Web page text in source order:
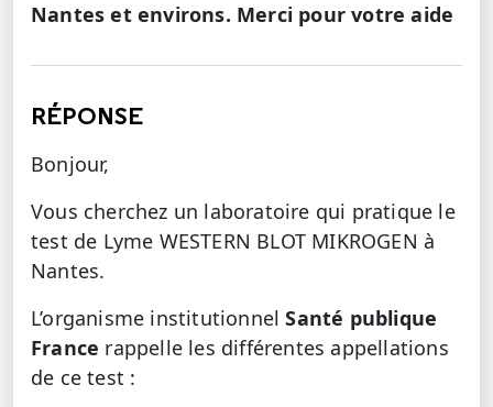
Nantes et environs. Merci pour votre aide
RÉPONSE
Bonjour,
Vous cherchez un laboratoire qui pratique le
test de Lyme WESTERN BLOT MIKROGEN à
Nantes.
L’organisme institutionnelSanté publique
France rappelle les différentes appellations
de ce test :